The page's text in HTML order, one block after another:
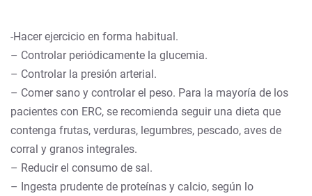
-Hacer ejercicio en forma habitual.
– Controlar periódicamente la glucemia.
– Controlar la presión arterial.
– Comer sano y controlar el peso. Para la mayoría de los
pacientes con ERC, se recomienda seguir una dieta que
contenga frutas, verduras, legumbres, pescado, aves de
corral y granos integrales.
– Reducir el consumo de sal.
– Ingesta prudente de proteínas y calcio, según lo